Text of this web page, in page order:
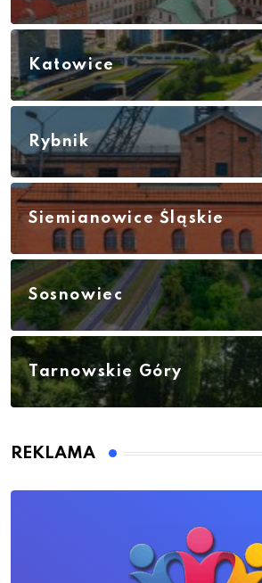
Katowice
Rybnik
Siemianowice Śląskie
Sosnowiec
Tarnowskie Góry
REKLAMA